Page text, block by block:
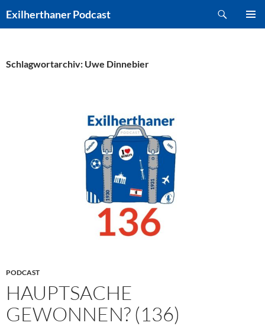
Inhalt
Exilherthaner Podcast
Schlagwortarchiv: Uwe Dinnebier
PODCAST
HAUPTSACHE
GEWONNEN? (136)